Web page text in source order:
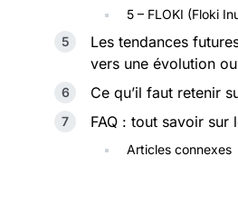
5 – FLOKI (Floki
Les tendances
vers une évolution
Ce qu’il faut retenir
FAQ : tout savoir sur
Articles connexes